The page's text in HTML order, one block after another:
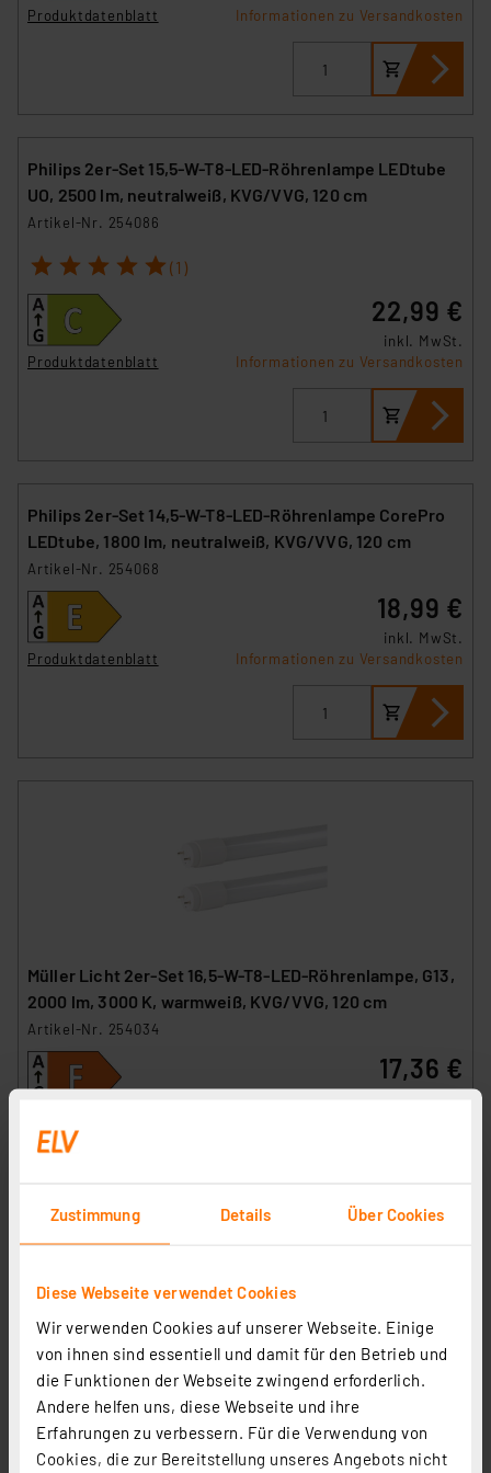
Zustimmung Details Über Cookies
Diese Webseite verwendet Cookies
Wir verwenden Cookies auf unserer Webseite. Einige
von ihnen sind essentiell und damit für den Betrieb und
die Funktionen der Webseite zwingend erforderlich.
Andere helfen uns, diese Webseite und ihre
Erfahrungen zu verbessern. Für die Verwendung von
Cookies, die zur Bereitstellung unseres Angebots nicht
Produktdatenblatt
Informationen zu Versandkosten
Philips 2er-Set 15,5-W-T8-LED-Röhrenlampe LEDtube
UO, 2500 lm, neutralweiß, KVG/VVG, 120 cm
Artikel-Nr. 254086
1 2 3 4 5 (1)
Produktdatenblatt
22,99 €
inkl. MwSt.
Informationen zu Versandkosten
Philips 2er-Set 14,5-W-T8-LED-Röhrenlampe CorePro
LEDtube, 1800 lm, neutralweiß, KVG/VVG, 120 cm
Artikel-Nr. 254068
Produktdatenblatt
18,99 €
inkl. MwSt.
Informationen zu Versandkosten
Müller Licht 2er-Set 16,5-W-T8-LED-Röhrenlampe, G13,
2000 lm, 3000 K, warmweiß, KVG/VVG, 120 cm
Artikel-Nr. 254034
17,36 €
Blulaxa 3er-Set Hocheffiziente 17,6-W-T8-LED-
Röhrenlampe, 3700 lm, 4000 K, KVG/VVG, EEK A, 150 cm